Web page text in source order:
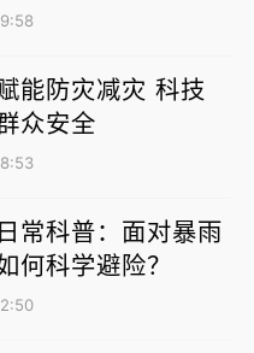
能防灾减灾 科技
众安全
常科普：面对暴雨
何科学避险？